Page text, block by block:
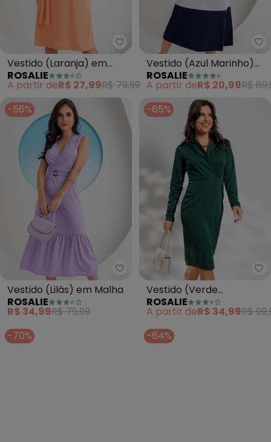
Rosalie - Vestido (Laranja) em
Vestido (Laranja) em
Malha Metalizada
ROSALIE
A partir deR$ 27,99R$ 79,99
Vestido (Azul Marinho)
em Malha
ROSALIE
A partir deR$ 20,99R$
-56%
Rosalie - Vestido (Lilás) em
Vestido (Lilás) em Malha
ROSALIE
R$ 34,99R$ 79,99
-65%
Vestido (Verde
Aventurine) em Malha
ROSALIE
A partir deR$ 34,99R$
-70%
-64%